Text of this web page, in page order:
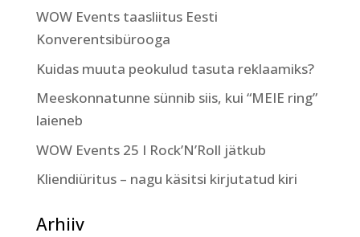
WOW Events taasliitus Eesti
Konverentsibürooga
Kuidas muuta peokulud tasuta reklaamiks?
Meeskonnatunne sünnib siis, kui “MEIE ring”
laieneb
WOW Events 25 I Rock’N’Roll jätkub
Kliendiüritus – nagu käsitsi kirjutatud kiri
Arhiiv